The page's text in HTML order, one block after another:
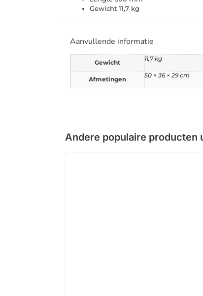
Gewicht 11,7 kg
Aanvullende informatie
Gewicht
11,7 kg
Afmetingen
50 × 36 × 29 cm
Andere populaire producten